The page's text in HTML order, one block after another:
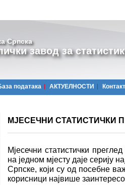
Српска
завод за
података АКТУЕЛНОСТИ Контакт
МЈЕСЕЧНИ СТАТИСТИЧКИ
Мјесечни статистички
на једном мјесту даје серију
Српске, који су од посебне
корисници највише